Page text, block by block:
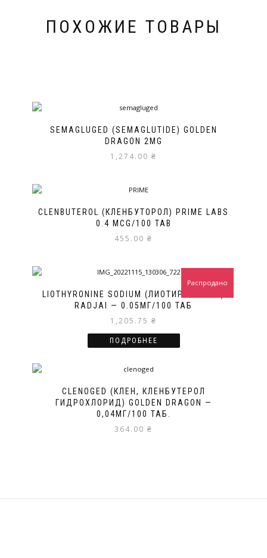
ПОХОЖИЕ ТОВАРЫ
SEMAGLUGED (SEMAGLUTIDE) GOLDEN
DRAGON 2MG
1,274.00 ₴
CLENBUTEROL (КЛЕНБУТОРОЛ) PRIME LABS
0.4 MCG/100 TAB
455.00 ₴
LIOTHYRONINE SODIUM (ЛИОТИРОНИН Т3)
RADJAI — 0.05МГ/100 ТАБ
1,205.75 ₴
Распродано
ПОДРОБНЕЕ
CLENOGED (КЛЕН, КЛЕНБУТЕРОЛ
ГИДРОХЛОРИД) GOLDEN DRAGON —
0,04МГ/100 ТАБ.
364.00 ₴